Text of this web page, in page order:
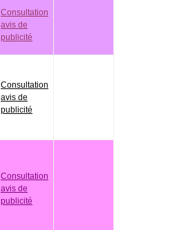
Consultation
avis de
publicité
Consultation
avis de
publicité
Consultation
avis de
publicité